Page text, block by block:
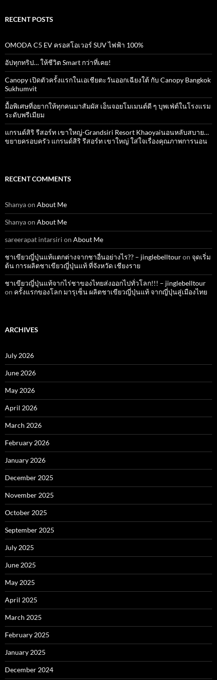
RECENT POSTS
OMODA C5 EV ครอสโอเวอร์ SUV ไฟฟ้า 100%
อัปทุกทริป… ให้ชีวิต Smart กว่าที่เคย!
Canopy เปิดตัวครั้งแรกในเอเชียตะวันออกเฉียงใต้ กับ Canopy Bangkok
Sukhumvit
มื้อพิเศษที่อยากให้ทุกคนมาสัมผัส เอ็นจอยโมเมนต์ดี ๆ บุพเฟ่ต์ในโรงแรม
ระดับพรีเมียม
แกรนด์สิริ​ รีสอร์ท​ เขาใหญ่​-Grandsiri​ Resort​ Khaoyaiนอนหลับสบาย…
ขยายครอบครัว แกรนด์สิริ รีสอร์ท เขาใหญ่ ใส่ใจเรื่องคุณภาพการนอน
RECENT COMMENTS
Shanyaon About Me
Shanyaon About Me
sareerapat intarsiri on About Me
ชาเขียวญี่ปุ่นแท้แตกต่างจากชาอื่นอย่างไร?? – jinglebelltouron จุดเริ่ม
ต้น การผลิตชาเขียวญี่ปุ่นแท้ ที่จังหวัด เชียงราย
ชาเขียวญี่ปุ่นแท้จากไร่ชาของไทยส่งออกไปทั่วโลก!!! – jinglebelltour
on ครั้งแรกของโลก มารุเซ็น ผลิตชาเขียวญี่ปุ่นแท้ จากญี่ปุ่นสู่เมืองไทย
ARCHIVES
July 2026
June 2026
May 2026
April 2026
March 2026
February 2026
January 2026
December 2025
November 2025
October 2025
September 2025
July 2025
June 2025
May 2025
April 2025
March 2025
February 2025
January 2025
December 2024